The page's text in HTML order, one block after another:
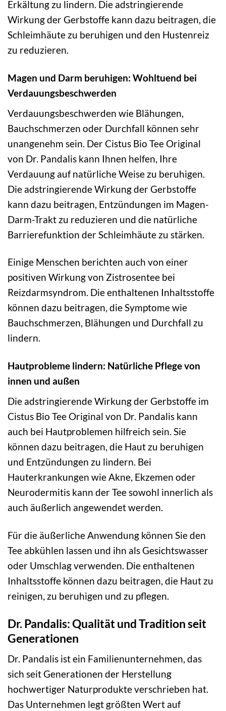
Erkältung zu lindern. Die adstringierende
Wirkung der Gerbstoffe kann dazu beitragen, die
Schleimhäute zu beruhigen und den Hustenreiz
zu reduzieren.
Magen und Darm beruhigen: Wohltuend bei
Verdauungsbeschwerden
Verdauungsbeschwerden wie Blähungen,
Bauchschmerzen oder Durchfall können sehr
unangenehm sein. Der Cistus Bio Tee Original
von Dr. Pandalis kann Ihnen helfen, Ihre
Verdauung auf natürliche Weise zu beruhigen.
Die adstringierende Wirkung der Gerbstoffe
kann dazu beitragen, Entzündungen im Magen-
Darm-Trakt zu reduzieren und die natürliche
Barrierefunktion der Schleimhäute zu stärken.
Einige Menschen berichten auch von einer
positiven Wirkung von Zistrosentee bei
Reizdarmsyndrom. Die enthaltenen Inhaltsstoffe
können dazu beitragen, die Symptome wie
Bauchschmerzen, Blähungen und Durchfall zu
lindern.
Hautprobleme lindern: Natürliche Pflege von
innen und außen
Die adstringierende Wirkung der Gerbstoffe im
Cistus Bio Tee Original von Dr. Pandalis kann
auch bei Hautproblemen hilfreich sein. Sie
können dazu beitragen, die Haut zu beruhigen
und Entzündungen zu lindern. Bei
Hauterkrankungen wie Akne, Ekzemen oder
Neurodermitis kann der Tee sowohl innerlich als
auch äußerlich angewendet werden.
Für die äußerliche Anwendung können Sie den
Tee abkühlen lassen und ihn als Gesichtswasser
oder Umschlag verwenden. Die enthaltenen
Inhaltsstoffe können dazu beitragen, die Haut zu
reinigen, zu beruhigen und zu pflegen.
Dr. Pandalis: Qualität und Tradition seit
Generationen
Dr. Pandalis ist ein Familienunternehmen, das
sich seit Generationen der Herstellung
hochwertiger Naturprodukte verschrieben hat.
Das Unternehmen legt größten Wert auf